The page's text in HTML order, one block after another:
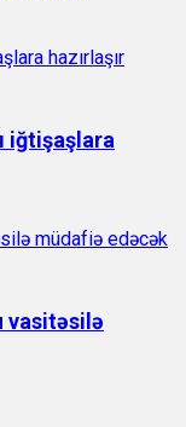
iğtişaşlara
vasitəsilə